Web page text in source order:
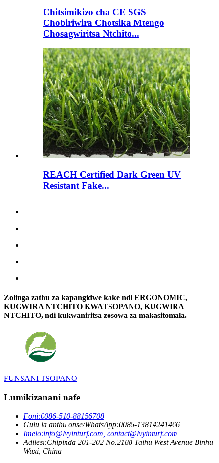
Chitsimikizo cha CE SGS
Chobiriwira Chotsika Mtengo
Chosagwiritsa Ntchito...
REACH Certified Dark Green UV
Resistant Fake...
Zolinga zathu za kapangidwe kake ndi ERGONOMIC,
KUGWIRA NTCHITO KWATSOPANO, KUGWIRA
NTCHITO, ndi kukwaniritsa zosowa za makasitomala.
FUNSANI TSOPANO
Lumikizanani nafe
Foni:0086-510-88156708
Gulu la anthu onse/WhatsApp:0086-13814241466
Imelo:info@lvyinturf.com, contact@lvyinturf.com
Adilesi:Chipinda 201-202 No.2188 Taihu West Avenue Binhu
Wuxi, China